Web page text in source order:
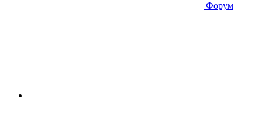
Форум